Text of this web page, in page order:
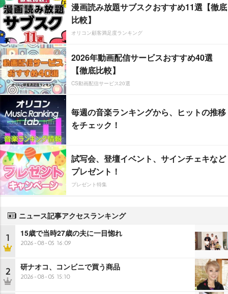
漫画読み放題サブスクおすすめ11選【徹底
比較】
オリコン顧客満足度ランキング
2026年動画配信サービスおすすめ40選
【徹底比較】
CS動画配信サービス20選
毎週の音楽ランキングから、ヒットの推移
をチェック！
試写会、登壇イベント、サインチェキなど
プレゼント！
プレゼント特集
ニュース記事アクセスランキング
1 15歳で当時27歳の夫に一目惚れ
2026-08-05 16:09
2 研ナオコ、コンビニで買う商品
2026-08-05 15:10